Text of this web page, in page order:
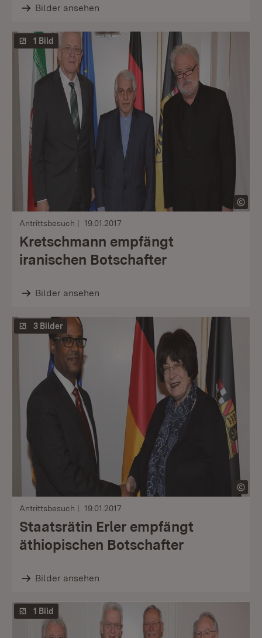
Bilder ansehen
1 Bild
Antrittsbesuch 19.01.2017
Kretschmann empfängt
iranischen Botschafter
Bilder ansehen
3 Bilder
Antrittsbesuch 19.01.2017
Staatsrätin Erler empfängt
äthiopischen Botschafter
Bilder ansehen
1 Bild